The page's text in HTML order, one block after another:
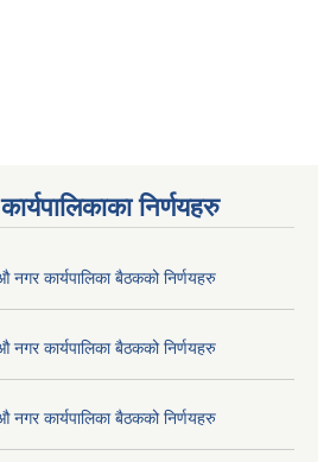
निर्णयहरु
नगर कार्यपालिका बैठकको निर्णयहरु
नगर कार्यपालिका बैठकको निर्णयहरु
नगर कार्यपालिका बैठकको निर्णयहरु